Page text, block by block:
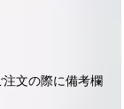
文の際に備考欄